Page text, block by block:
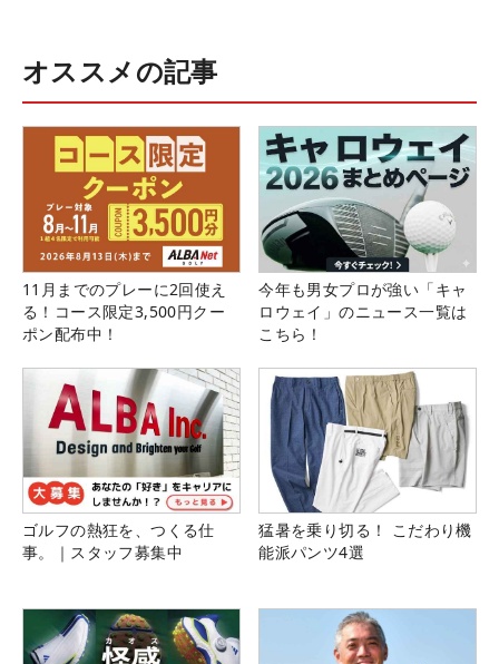
オススメの記事
11月までのプレーに2回使え
る！コース限定3,500円クー
ポン配布中！
今年も男女プロが強い「キャ
ロウェイ」のニュース一覧は
こちら！
ゴルフの熱狂を、つくる仕
事。｜スタッフ募集中
猛暑を乗り切る！ こだわり機
能派パンツ4選